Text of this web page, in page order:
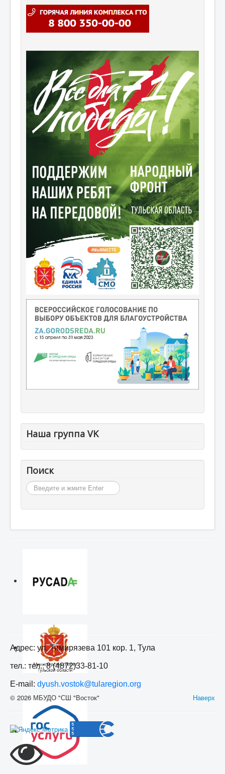
Наша группа VK
Поиск
Искать...
Адрес: ул. Тимирязева 101 кор. 1, Тула
тел.: тел.: 8 (4872)33-81-10
E-mail: dyush.vostok@tularegion.org
Наверх
© 2026 МБУДО "СШ "Восток"